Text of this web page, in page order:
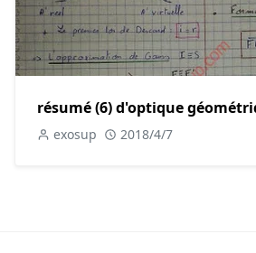
résumé (6) d'optique
exosup 2018/4/7